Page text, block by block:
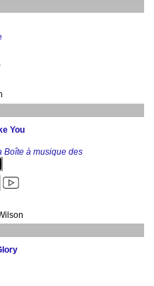
You
Boîte à musique des